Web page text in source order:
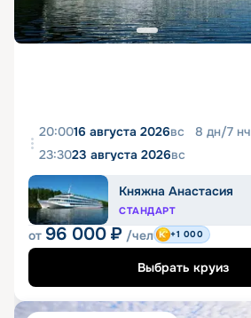
20:0016 августа 2026вс 8 дн/7 нч
23:3023 августа 2026вс
Княжна Анастасия
СТАНДАРТ
от 96 000 ₽ /чел +1 000
Выбрать круиз